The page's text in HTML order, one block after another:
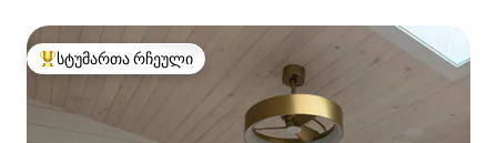
სტუმართა რჩეული მოწინავე ვარიანტი
სტუმართა რჩეული